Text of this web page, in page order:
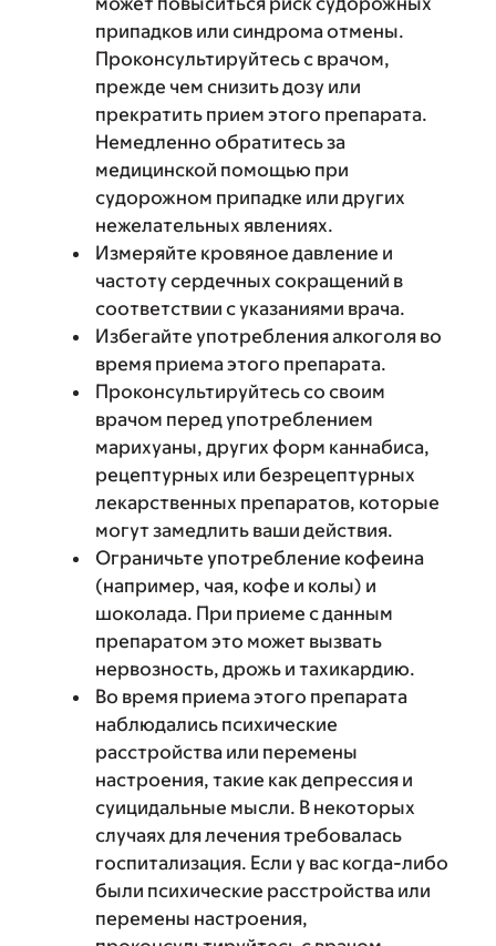
припадков или синдрома отмены.
Проконсультируйтесь с врачом,
прежде чем снизить дозу или
прекратить прием этого препарата.
Немедленно обратитесь за
медицинской помощью при
судорожном припадке или других
нежелательных явлениях.
Измеряйте кровяное давление и
частоту сердечных сокращений в
соответствии с указаниями врача.
Избегайте употребления алкоголя во
время приема этого препарата.
Проконсультируйтесь со своим
врачом перед употреблением
марихуаны, других форм каннабиса,
рецептурных или безрецептурных
лекарственных препаратов, которые
могут замедлить ваши действия.
Ограничьте употребление кофеина
(например, чая, кофе и колы) и
шоколада. При приеме с данным
препаратом это может вызвать
нервозность, дрожь и тахикардию.
Во время приема этого препарата
наблюдались психические
расстройства или перемены
настроения, такие как депрессия и
суицидальные мысли. В некоторых
случаях для лечения требовалась
госпитализация. Если у вас когда-либо
были психические расстройства или
перемены настроения,